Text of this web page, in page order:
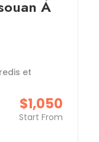
À
$1,050
Start From
et